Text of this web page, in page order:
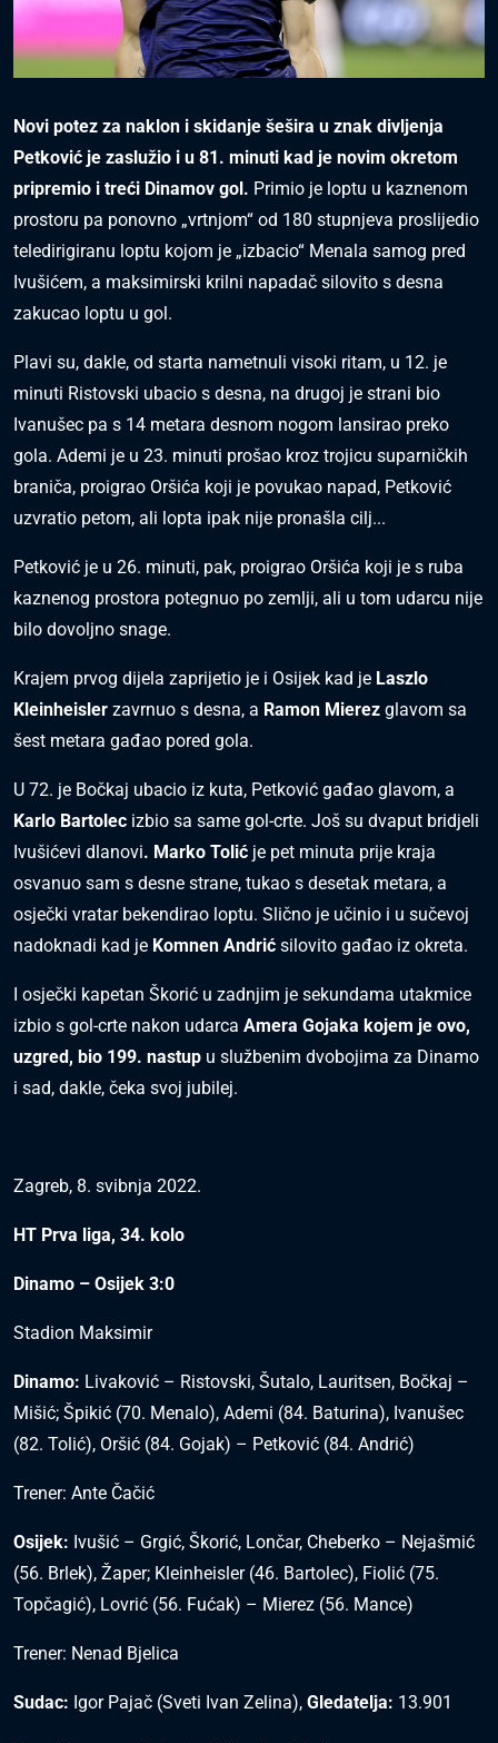
Novi potez za naklon i skidanje šešira u znak divljenja
Petković je zaslužio i u 81. minuti kad je novim okretom
pripremio i treći Dinamov gol. Primio je loptu u kaznenom
prostoru pa ponovno „vrtnjom“ od 180 stupnjeva proslijedio
teledirigiranu loptu kojom je „izbacio“ Menala samog pred
Ivušićem, a maksimirski krilni napadač silovito s desna
zakucao loptu u gol.
Plavi su, dakle, od starta nametnuli visoki ritam, u 12. je
minuti Ristovski ubacio s desna, na drugoj je strani bio
Ivanušec pa s 14 metara desnom nogom lansirao preko
gola. Ademi je u 23. minuti prošao kroz trojicu suparničkih
braniča, proigrao Oršića koji je povukao napad, Petković
uzvratio petom, ali lopta ipak nije pronašla cilj...
Petković je u 26. minuti, pak, proigrao Oršića koji je s ruba
kaznenog prostora potegnuo po zemlji, ali u tom udarcu nije
bilo dovoljno snage.
Krajem prvog dijela zaprijetio je i Osijek kad je Laszlo
Kleinheisler zavrnuo s desna, a Ramon Mierez glavom sa
šest metara gađao pored gola.
U 72. je Bočkaj ubacio iz kuta, Petković gađao glavom, a
Karlo Bartolec izbio sa same gol-crte. Još su dvaput bridjeli
Ivušićevi dlanovi. Marko Tolić je pet minuta prije kraja
osvanuo sam s desne strane, tukao s desetak metara, a
osječki vratar bekendirao loptu. Slično je učinio i u sučevoj
nadoknadi kad je Komnen Andrić silovito gađao iz okreta.
I osječki kapetan Škorić u zadnjim je sekundama utakmice
izbio s gol-crte nakon udarca Amera Gojaka kojem je ovo,
uzgred, bio 199. nastup u službenim dvobojima za Dinamo
i sad, dakle, čeka svoj jubilej.
Zagreb, 8. svibnja 2022.
HT Prva liga, 34. kolo
Dinamo – Osijek 3:0
Stadion Maksimir
Dinamo: Livaković – Ristovski, Šutalo, Lauritsen, Bočkaj –
Mišić; Špikić (70. Menalo), Ademi (84. Baturina), Ivanušec
(82. Tolić), Oršić (84. Gojak) – Petković (84. Andrić)
Trener: Ante Čačić
Osijek: Ivušić – Grgić, Škorić, Lončar, Cheberko – Nejašmić
(56. Brlek), Žaper; Kleinheisler (46. Bartolec), Fiolić (75.
Topčagić), Lovrić (56. Fućak) – Mierez (56. Mance)
Trener: Nenad Bjelica
Sudac: Igor Pajač (Sveti Ivan Zelina), Gledatelja: 13.901